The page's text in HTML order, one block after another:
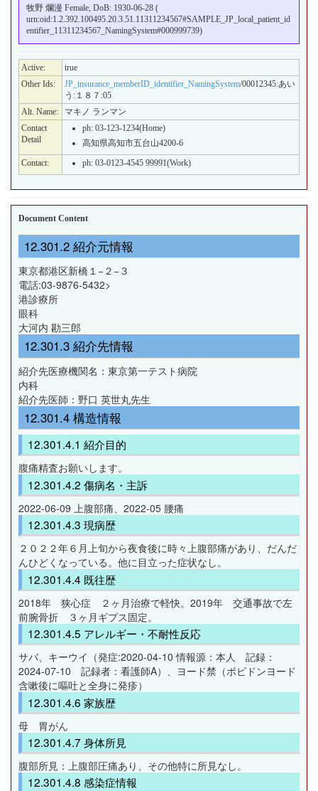
牧野 爛漫 Female, DoB: 1930-06-28 (
urn:oid:1.2.392.100495.20.3.51.11311234567#SAMPLE_JP_local_patient_id
entifier_11311234567_NamingSystem#000999739)
Active:
true
Other Ids:
JP_insurance_memberID_identifier_NamingSystem/00012345:あい
う:１８７:05
Alt. Name:
マキノ ランマン
Contact
Detail
ph: 03-123-1234(Home)
高知県高知市五台山4200-6
Contact:
ph: 03-0123-4545 99991(Work)
Document Content
紹介元情報
東京都港区新橋１−２−３
電話:03-9876-5432>
港診療所
眼科
大河内 勘三郎
紹介先情報
紹介先医療機関名：東京第一テスト病院
内科
紹介先医師：野口 英世丸先生
構造情報
紹介目的
腹痛精査お願いします。
傷病名・主訴
2022-06-09 上腹部痛、2022-05 腰痛
現病歴
２０２２年６月上旬から夜食後に時々上腹部痛があり、だんだ
んひどくなっている。他に目立った症状なし。
既往歴
2018年 狭心症 ２ヶ月治療で軽快。2019年 交通事故で左
前腕骨折 ３ヶ月ギプス固定。
アレルギー・不耐性反応
サバ、キーウイ（発症:2020-04-10 情報源：本人 記録：
2024-07-10 記録者：看護師A）、ヨード禁（ポビドンヨード
含嗽後に嘔吐と全身に発疹）
家族歴
母 胃がん
身体所見
腹部所見：上腹部圧痛あり、その他特に所見なし。
感染症情報